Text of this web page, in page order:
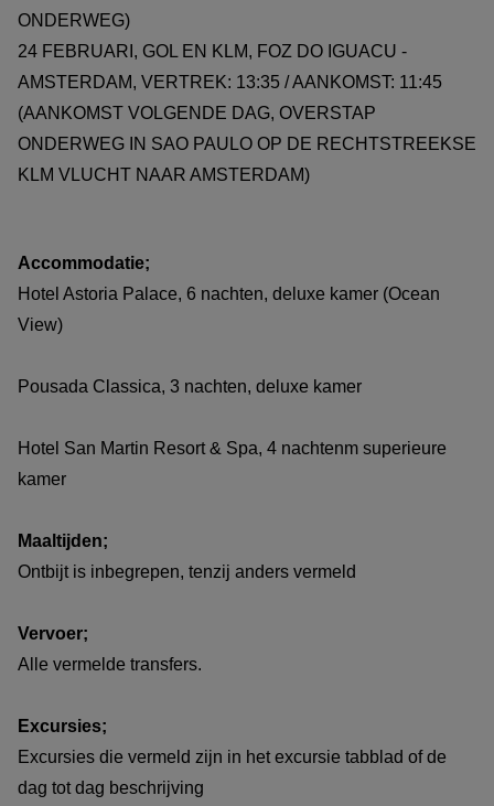
ONDERWEG)
24 FEBRUARI, GOL EN KLM, FOZ DO IGUACU -
AMSTERDAM, VERTREK: 13:35 / AANKOMST: 11:45
(AANKOMST VOLGENDE DAG, OVERSTAP
ONDERWEG IN SAO PAULO OP DE RECHTSTREEKSE
KLM VLUCHT NAAR AMSTERDAM)
Accommodatie;
Hotel Astoria Palace, 6 nachten, deluxe kamer (Ocean
View)
Pousada Classica, 3 nachten, deluxe kamer
Hotel San Martin Resort & Spa, 4 nachtenm superieure
kamer
Maaltijden;
Ontbijt is inbegrepen, tenzij anders vermeld
Vervoer;
Alle vermelde transfers.
Excursies;
Excursies die vermeld zijn in het excursie tabblad of de
dag tot dag beschrijving